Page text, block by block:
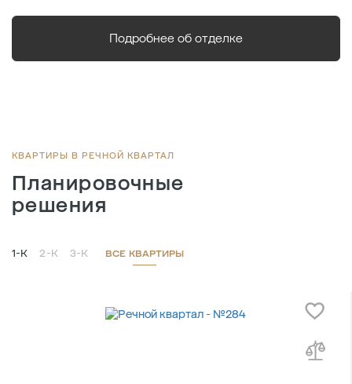
Подробнее об отделке
КВАРТИРЫ В РЕЧНОЙ КВАРТАЛ
Планировочные
решения
1-К 2-К 3-К ВСЕ КВАРТИРЫ